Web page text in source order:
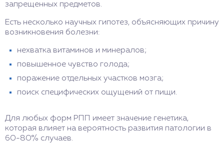
запрещенных предметов.
Есть несколько научных гипотез, объясняющих причину
возникновения болезни:
нехватка витаминов и минералов;
повышенное чувство голода;
поражение отдельных участков мозга;
поиск специфических ощущений от пищи.
Для любых форм РПП имеет значение генетика,
которая влияет на вероятность развития патологии в
60-80% случаев.